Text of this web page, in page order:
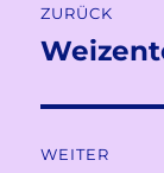
ZURÜCK
Vorheriger
WEITER